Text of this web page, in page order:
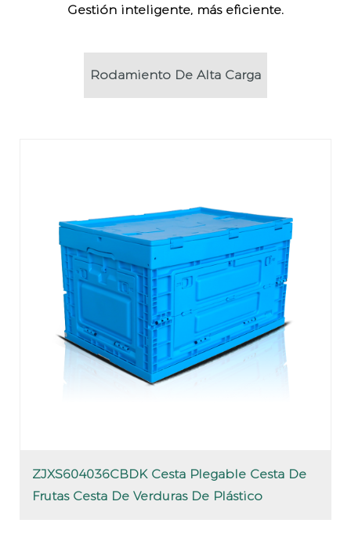
Gestión inteligente, más eficiente.
Rodamiento De Alta Carga
ZJXS604036CBDK Cesta Plegable Cesta De
Frutas Cesta De Verduras De Plástico